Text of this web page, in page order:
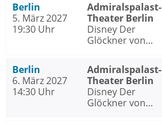
Berlin
5. März 2027
19:30 Uhr
Admiralspalast-
Theater Berlin
Disney Der
Glöckner von
Berlin
6. März 2027
14:30 Uhr
Admiralspalast-
Theater Berlin
Disney Der
Glöckner von